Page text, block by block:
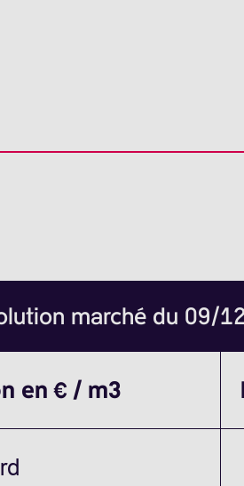
marché du 09/
en € / m3